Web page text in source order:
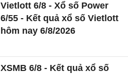
Vietlott 6/8 - Xổ số Power
6/55 - Kết quả xổ số Vietlott
hôm nay 6/8/2026
XSMB 6/8 - Kết quả xổ số